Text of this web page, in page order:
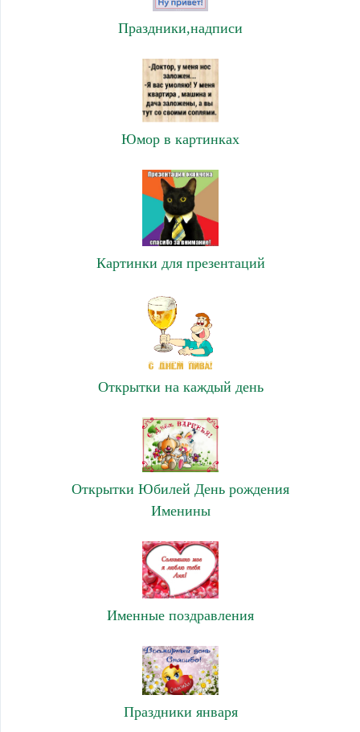
Праздники,надписи
Юмор в картинках
Картинки для презентаций
Открытки на каждый день
Открытки Юбилей День рождения
Именины
Именные поздравления
Праздники января